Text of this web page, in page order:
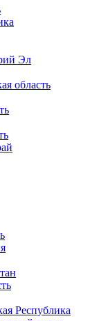
Эл
область
Республика